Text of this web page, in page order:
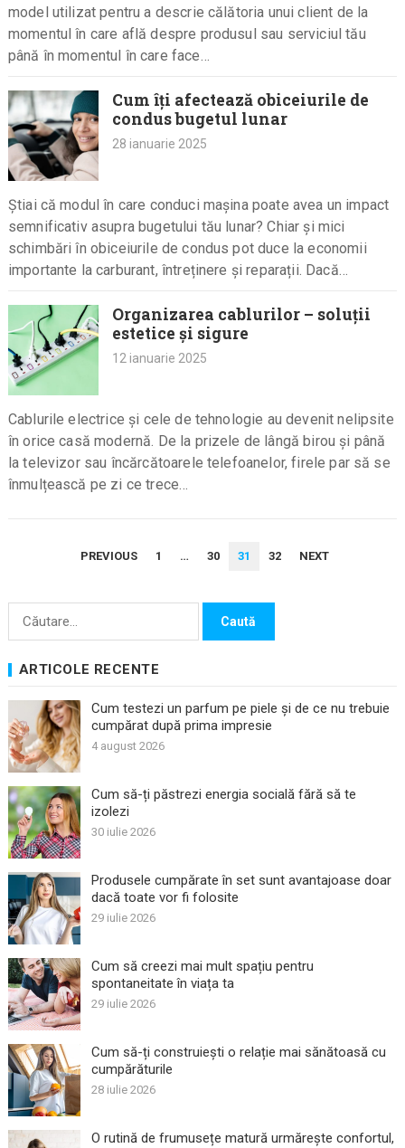
model utilizat pentru a descrie călătoria unui client de la
momentul în care află despre produsul sau serviciul tău
până în momentul în care face…
Cum îți afectează obiceiurile de
condus bugetul lunar
28 ianuarie 2025
Știai că modul în care conduci mașina poate avea un impact
semnificativ asupra bugetului tău lunar? Chiar și mici
schimbări în obiceiurile de condus pot duce la economii
importante la carburant, întreținere și reparații. Dacă…
Organizarea cablurilor – soluții
estetice și sigure
12 ianuarie 2025
Cablurile electrice și cele de tehnologie au devenit nelipsite
în orice casă modernă. De la prizele de lângă birou și până
la televizor sau încărcătoarele telefoanelor, firele par să se
înmulțească pe zi ce trece…
PREVIOUS 1 … 30 31 32 NEXT
Caută
ARTICOLE RECENTE
Cum testezi un parfum pe piele și de ce nu trebuie
cumpărat după prima impresie
4 august 2026
Cum să-ți păstrezi energia socială fără să te
izolezi
30 iulie 2026
Produsele cumpărate în set sunt avantajoase doar
dacă toate vor fi folosite
29 iulie 2026
Cum să creezi mai mult spațiu pentru
spontaneitate în viața ta
29 iulie 2026
Cum să-ți construiești o relație mai sănătoasă cu
cumpărăturile
28 iulie 2026
O rutină de frumusețe matură urmărește confortul,